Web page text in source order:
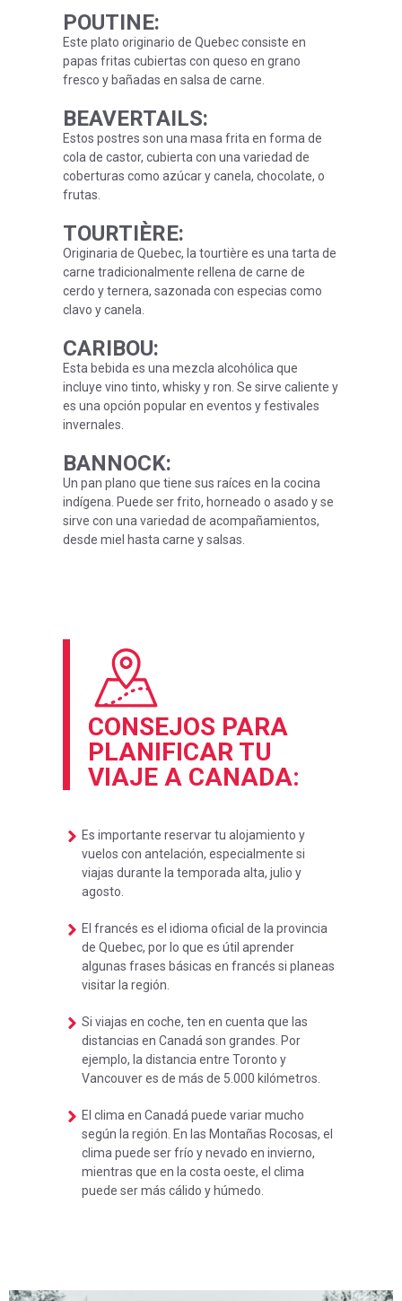
POUTINE:
Este plato originario de Quebec consiste en
papas fritas cubiertas con queso en grano
fresco y bañadas en salsa de carne.
BEAVERTAILS:
Estos postres son una masa frita en forma de
cola de castor, cubierta con una variedad de
coberturas como azúcar y canela, chocolate, o
frutas.
TOURTIÈRE:
Originaria de Quebec, la tourtière es una tarta de
carne tradicionalmente rellena de carne de
cerdo y ternera, sazonada con especias como
clavo y canela.
CARIBOU:
Esta bebida es una mezcla alcohólica que
incluye vino tinto, whisky y ron. Se sirve caliente y
es una opción popular en eventos y festivales
invernales.
BANNOCK:
Un pan plano que tiene sus raíces en la cocina
indígena. Puede ser frito, horneado o asado y se
sirve con una variedad de acompañamientos,
desde miel hasta carne y salsas.
CONSEJOS PARA
PLANIFICAR TU
VIAJE A CANADA:
Es importante reservar tu alojamiento y
vuelos con antelación, especialmente si
viajas durante la temporada alta, julio y
agosto.
El francés es el idioma oficial de la provincia
de Quebec, por lo que es útil aprender
algunas frases básicas en francés si planeas
visitar la región.
Si viajas en coche, ten en cuenta que las
distancias en Canadá son grandes. Por
ejemplo, la distancia entre Toronto y
Vancouver es de más de 5.000 kilómetros.
El clima en Canadá puede variar mucho
según la región. En las Montañas Rocosas, el
clima puede ser frío y nevado en invierno,
mientras que en la costa oeste, el clima
puede ser más cálido y húmedo.